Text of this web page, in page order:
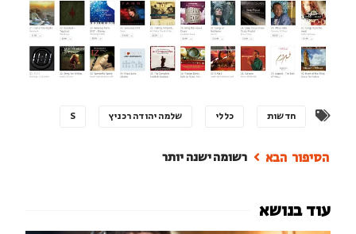
חדשות כללי שלמה יהודה רכניץ S
רשומה ישנה יותר